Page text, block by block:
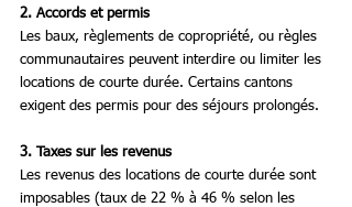
2. Accords et permis
Les baux, règlements de copropriété, ou règles
communautaires peuvent interdire ou limiter les
locations de courte durée. Certains cantons
exigent des permis pour des séjours prolongés.
3. Taxes sur les revenus
Les revenus des locations de courte durée sont
imposables (taux de 22 % à 46 % selon les